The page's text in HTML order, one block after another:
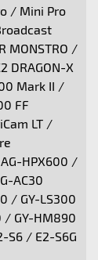
/ Mini Pro
MONSTRO /
DRAGON-X
Mark II /
FF
LT /
HPX600 /
AC30
/ GY-LS300
/ GY-HM890
S6 / E2-S6G